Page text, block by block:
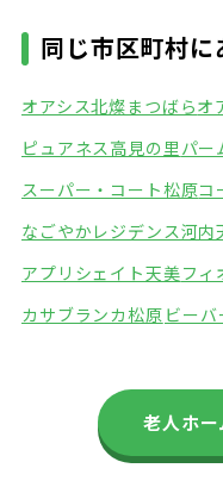
同じ市区町村に
オアシス北燦まつばらオ
ピュアネス高見の里 パー
スーパー・コート松原コ
なごやかレジデンス河内
アプリシェイト天美フィ
カサブランカ松原 ビー
老人ホ